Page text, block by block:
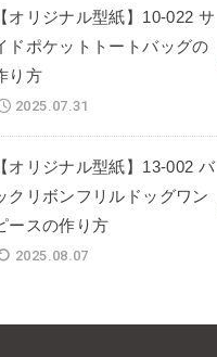
【オリジナル型紙】10-022 サ
ドポケットトートバッグの
り方
2025.07.31
【オリジナル型紙】13-002 バ
クリボンフリルドッグワン
ースの作り方
2025.08.07